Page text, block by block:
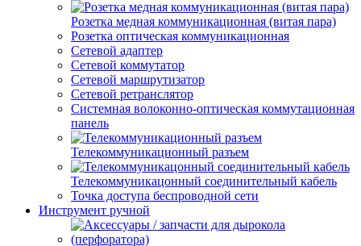
Розетка медная коммуникационная (витая пара)
Розетка оптическая коммуникационная
Сетевой адаптер
Сетевой коммутатор
Сетевой маршрутизатор
Сетевой ретранслятор
Системная волоконно-оптическая коммутационная
панель
Телекоммуникационный разъем
Телекоммуникацонный соединительный кабель
Точка доступа беспроводной сети
Инструмент ручной